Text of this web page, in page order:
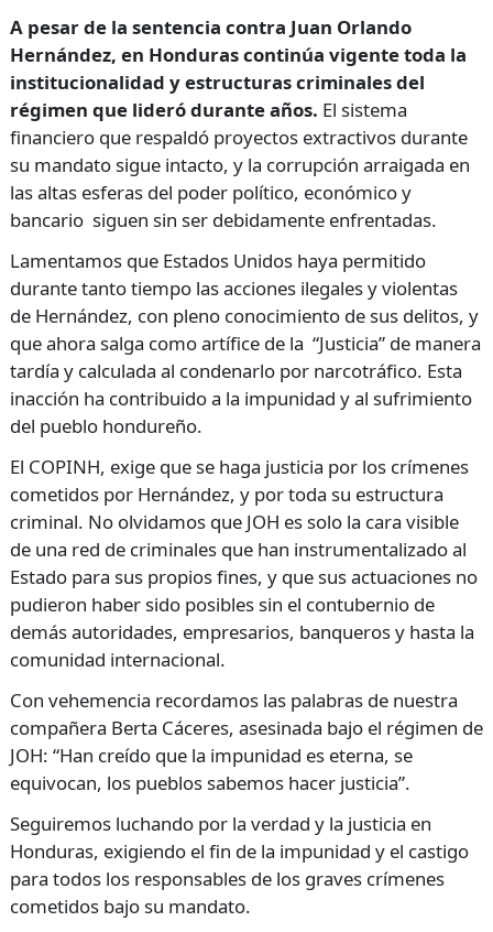
A pesar de la sentencia contra Juan Orlando
Hernández, en Honduras continúa vigente toda la
institucionalidad y estructuras criminales del
régimen que lideró durante años. El sistema
financiero que respaldó proyectos extractivos durante
su mandato sigue intacto, y la corrupción arraigada en
las altas esferas del poder político, económico y
bancario siguen sin ser debidamente enfrentadas.
Lamentamos que Estados Unidos haya permitido
durante tanto tiempo las acciones ilegales y violentas
de Hernández, con pleno conocimiento de sus delitos, y
que ahora salga como artífice de la “Justicia” de manera
tardía y calculada al condenarlo por narcotráfico. Esta
inacción ha contribuido a la impunidad y al sufrimiento
del pueblo hondureño.
El COPINH, exige que se haga justicia por los crímenes
cometidos por Hernández, y por toda su estructura
criminal. No olvidamos que JOH es solo la cara visible
de una red de criminales que han instrumentalizado al
Estado para sus propios fines, y que sus actuaciones no
pudieron haber sido posibles sin el contubernio de
demás autoridades, empresarios, banqueros y hasta la
comunidad internacional.
Con vehemencia recordamos las palabras de nuestra
compañera Berta Cáceres, asesinada bajo el régimen de
JOH: “Han creído que la impunidad es eterna, se
equivocan, los pueblos sabemos hacer justicia”.
Seguiremos luchando por la verdad y la justicia en
Honduras, exigiendo el fin de la impunidad y el castigo
para todos los responsables de los graves crímenes
cometidos bajo su mandato.